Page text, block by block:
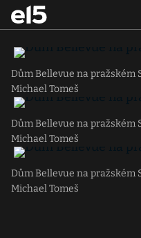
Dům Bellevue na pražském
Michael Tomeš
Dům Bellevue na pražském
Michael Tomeš
Dům Bellevue na pražském
Michael Tomeš